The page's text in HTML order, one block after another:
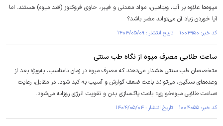
میوه‌ها علاوه بر آب، ویتامین، مواد معدنی و فیبر، حاوی فروکتوز (قند میوه) هستند. اما
آیا خوردن زیاد آن می‌تواند مضر باشد؟
کد خبر: ۱۰۰۴۹۵۰ تاریخ انتشار : ۱۴۰۴/۰۵/۰۹
ساعت طلایی مصرف میوه از نگاه طب سنتی
متخصصان طب سنتی هشدار می‌دهند که مصرف میوه در زمان نامناسب، به‌ویژه بعد از
وعده‌های سنگین، می‌تواند باعث ضعف گوارش و آسیب به کبد شود. در مقابل، رعایت
«ساعت طلایی میوه‌خواری» باعث پاک‌سازی بدن و تقویت انرژی روزانه می‌شود.
کد خبر: ۱۰۰۴۰۵۵ تاریخ انتشار : ۱۴۰۴/۰۵/۰۴